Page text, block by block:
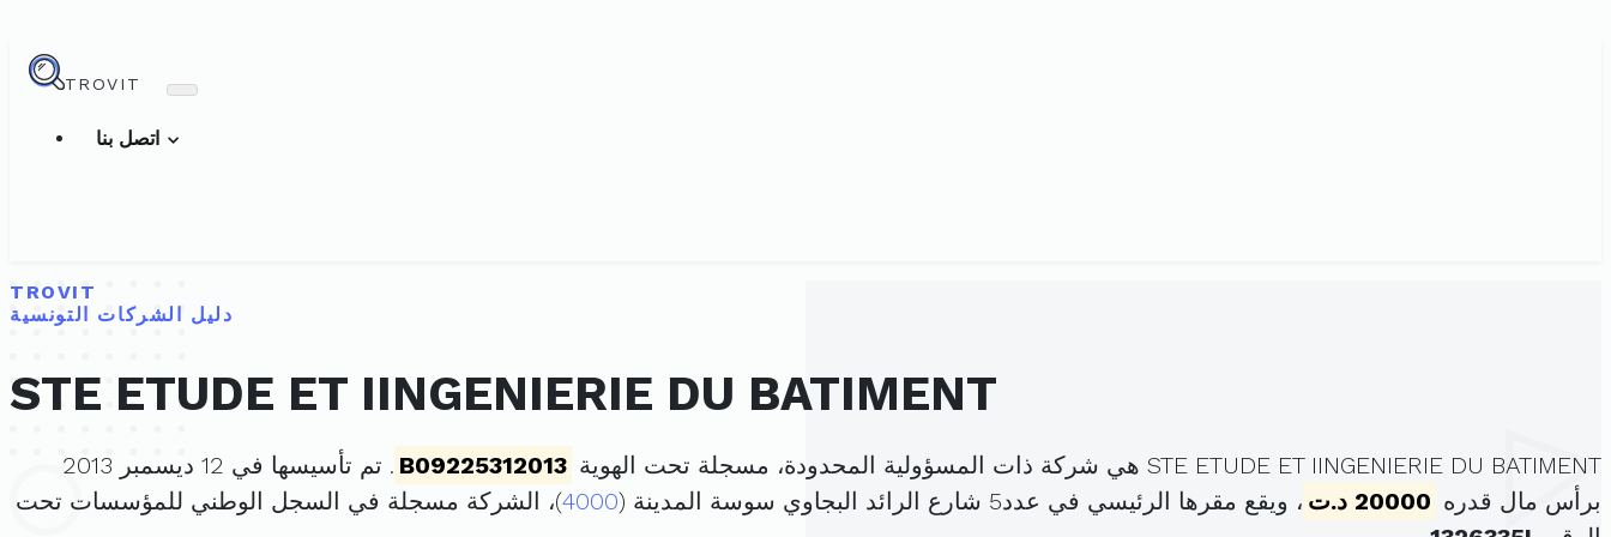
TROVIT
TROVIT
دليل الشركات التونسية
STE ETUDE ET IINGENIERIE DU BATIMENT
STE ETUDE ET IINGENIERIE DU BATIMENT هي شركة ذات المسؤولية المحدودة، مسجلة تحت الهوية B09225312013
. تم تأسيسها في 12 ديسمبر 2013
برأس مال قدره 20000 د.ت ، ويقع مقرها الرئيسي في عدد5 شارع الرائد البجاوي سوسة المدينة ( 4000)، الشركة مسجلة في السجل الوطني للمؤسسات تحت